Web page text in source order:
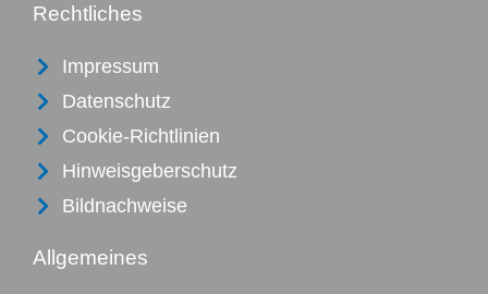
Rechtliches
Impressum
Datenschutz
Cookie-Richtlinien
Hinweisgeberschutz
Bildnachweise
Allgemeines